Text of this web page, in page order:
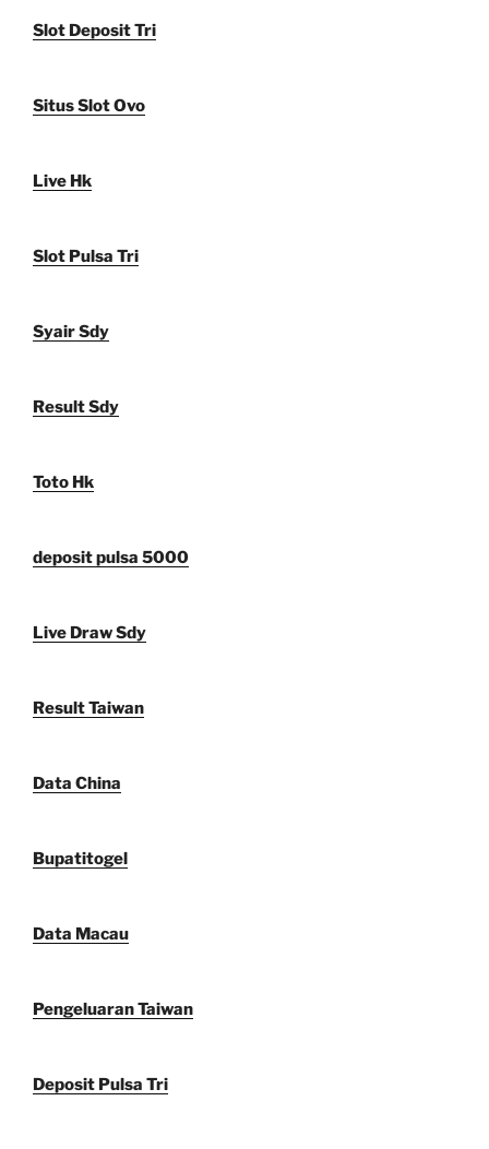
Slot Deposit Tri
Situs Slot Ovo
Live Hk
Slot Pulsa Tri
Syair Sdy
Result Sdy
Toto Hk
deposit pulsa 5000
Live Draw Sdy
Result Taiwan
Data China
Bupatitogel
Data Macau
Pengeluaran Taiwan
Deposit Pulsa Tri